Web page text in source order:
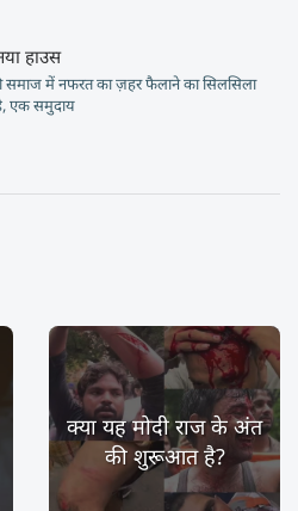
हाउस
समाज में नफरत का ज़हर फैलाने का सिलसिला
एक समुदाय
क्या यह मोदी राज के अंत
की शुरूआत है?